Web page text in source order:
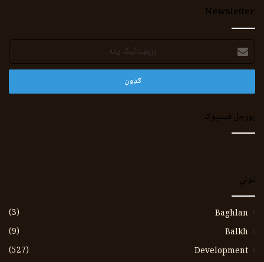
Newsletter
برېښنالیک
پته
بورجل فیسبوک
ټولي
Baghlan
(3)
Balkh
(9)
Development
(527)